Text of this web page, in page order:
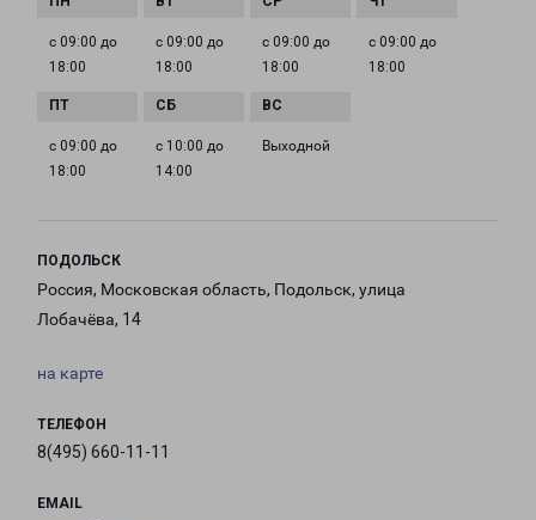
с 09:00 до
18:00
с 09:00 до
18:00
с 09:00 до
18:00
с 09:00 до
18:00
с 09:00 до
18:00
с 10:00 до
14:00
Выходной
ПОДОЛЬСК
Россия, Московская область, Подольск, улица
Лобачёва, 14
на карте
ТЕЛЕФОН
8(495) 660-11-11
EMAIL